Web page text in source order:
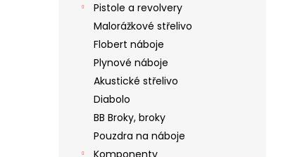
Pistole a revolvery
Malorážkové střelivo
Flobert náboje
Plynové náboje
Akustické střelivo
Diabolo
BB Broky, broky
Pouzdra na náboje
Komponenty